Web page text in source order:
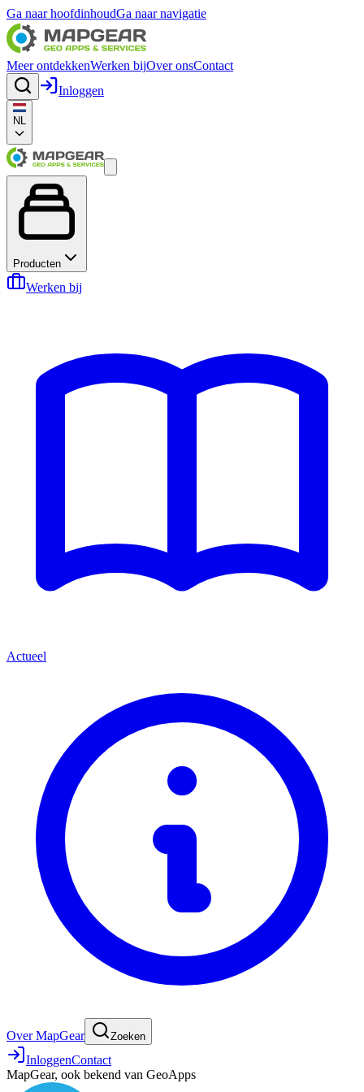
Ga naar hoofdinhoudGa naar navigatie
Meer ontdekkenWerken bijOver onsContact
Inloggen
NL
Producten
Werken bij
Actueel
Over MapGear Zoeken
InloggenContact
MapGear, ook bekend van GeoApps